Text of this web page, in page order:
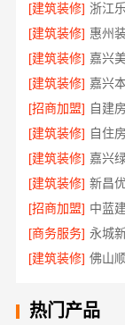
[建筑装修]
[建筑装修] 惠州
[建筑装修]
[建筑装修]
[招商加盟] 自建
[建筑装修]
[建筑装修]
[建筑装修]
[招商加盟]
[商务服务]
[建筑装修] 佛山
热门产品